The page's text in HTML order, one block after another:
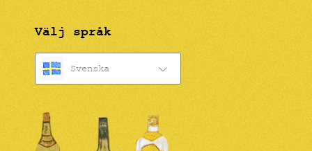
Välj språk
Svenska